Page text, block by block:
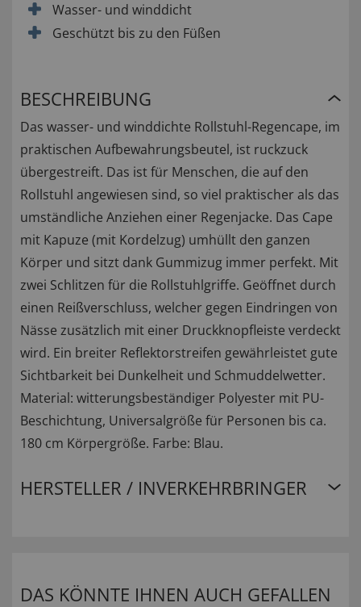
Wasser- und winddicht
Geschützt bis zu den Füßen
BESCHREIBUNG
Das wasser- und winddichte Rollstuhl-Regencape, im
praktischen Aufbewahrungsbeutel, ist ruckzuck
übergestreift. Das ist für Menschen, die auf den
Rollstuhl angewiesen sind, so viel praktischer als das
umständliche Anziehen einer Regenjacke. Das Cape
mit Kapuze (mit Kordelzug) umhüllt den ganzen
Körper und sitzt dank Gummizug immer perfekt. Mit
zwei Schlitzen für die Rollstuhlgriffe. Geöffnet durch
einen Reißverschluss, welcher gegen Eindringen von
Nässe zusätzlich mit einer Druckknopfleiste verdeckt
wird. Ein breiter Reflektorstreifen gewährleistet gute
Sichtbarkeit bei Dunkelheit und Schmuddelwetter.
Material: witterungsbeständiger Polyester mit PU-
Beschichtung, Universalgröße für Personen bis ca.
180 cm Körpergröße. Farbe: Blau.
HERSTELLER / INVERKEHRBRINGER
DAS KÖNNTE IHNEN AUCH GEFALLEN